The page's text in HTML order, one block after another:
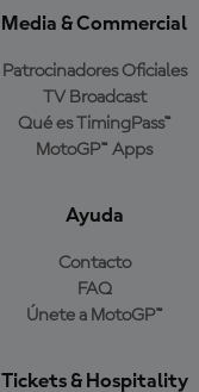
Media & Commercial
Patrocinadores Oficiales
TV Broadcast
Qué es TimingPass™
MotoGP™ Apps
Ayuda
Contacto
FAQ
Únete a MotoGP™
Tickets & Hospitality